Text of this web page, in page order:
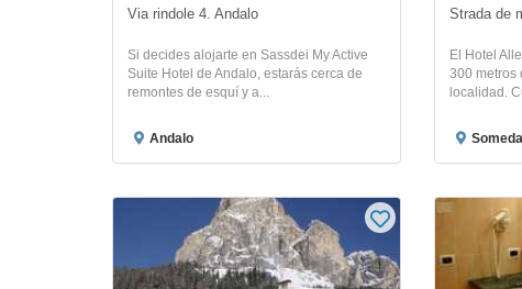
Via rindole 4. Andalo
Si decides alojarte en Sassdei My Active
Suite Hotel de Andalo, estarás cerca de
remontes de esquí y a...
Andalo
Strada de
El Hotel
300 metros
localidad.
Someda